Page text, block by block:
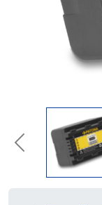
Previous